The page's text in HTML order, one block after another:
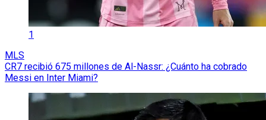
1
MLS
CR7 recibió 675 millones de Al-Nassr: ¿Cuánto ha cobrado
Messi en Inter Miami?